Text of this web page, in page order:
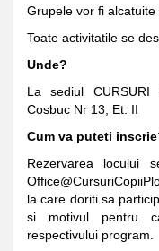
Grupele vor fi alcatuite
Toate activitatile se
Unde?
La sediul
Cosbuc Nr 13, Et. II
Cum va puteti
Rezervarea locului
la care doriti sa
si motivul pentru
respectivului program.